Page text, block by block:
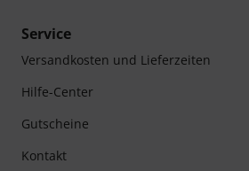
Service
Versandkosten und Lieferzeiten
Hilfe-Center
Gutscheine
Kontakt